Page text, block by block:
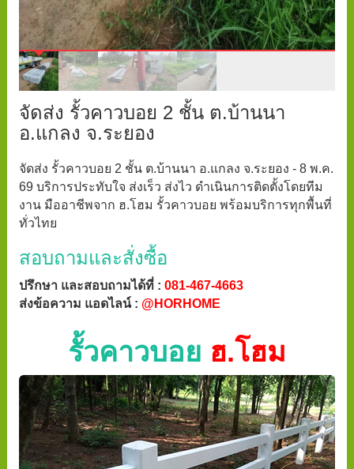
จัดส่ง รั้วคาวบอย 2 ชั้น ต.บ้านนา
อ.แกลง จ.ระยอง
จัดส่ง รั้วคาวบอย 2 ชั้น ต.บ้านนา อ.แกลง จ.ระยอง - 8 พ.ค.
69 บริการประทับใจ ส่งเร็ว ส่งไว ดำเนินการติดตั้งโดยทีม
งาน มืออาชีพจาก ฮ.โฮม รั้วคาวบอย พร้อมบริการทุกพื้นที่
ทั่วไทย
สอบถามและสั่งซื้อ
ปรึกษา และสอบถามได้ที่ : 081-467-4663
ส่งข้อความ แอดไลน์ : @HORHOME
รั้วคาวบอย ฮ.โฮม